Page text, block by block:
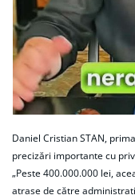
Daniel Cristian STAN,
precizări importante cu
„Peste 400.000.000 lei,
atrase de către